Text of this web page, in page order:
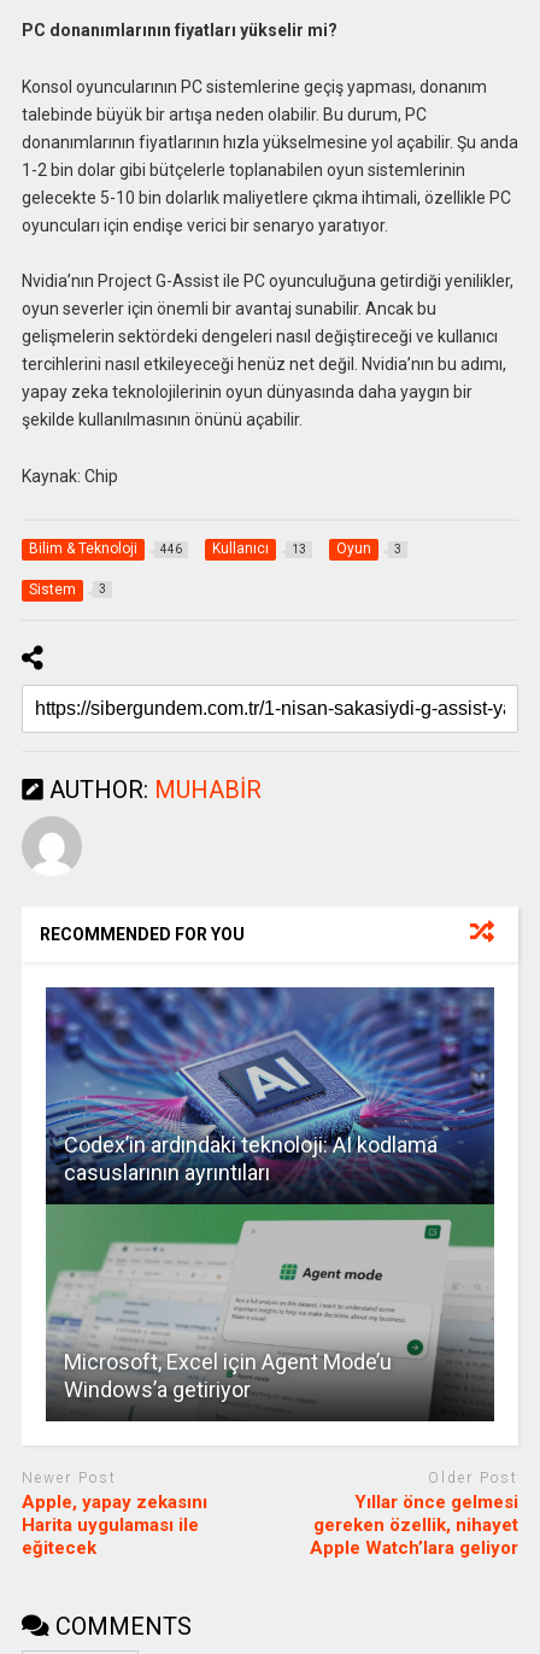
PC donanımlarının fiyatları yükselir mi?
Konsol oyuncularının PC sistemlerine geçiş yapması, donanım
talebinde büyük bir artışa neden olabilir. Bu durum, PC
donanımlarının fiyatlarının hızla yükselmesine yol açabilir. Şu anda
1-2 bin dolar gibi bütçelerle toplanabilen oyun sistemlerinin
gelecekte 5-10 bin dolarlık maliyetlere çıkma ihtimali, özellikle PC
oyuncuları için endişe verici bir senaryo yaratıyor.
Nvidia’nın Project G-Assist ile PC oyunculuğuna getirdiği yenilikler,
oyun severler için önemli bir avantaj sunabilir. Ancak bu
gelişmelerin sektördeki dengeleri nasıl değiştireceği ve kullanıcı
tercihlerini nasıl etkileyeceği henüz net değil. Nvidia’nın bu adımı,
yapay zeka teknolojilerinin oyun dünyasında daha yaygın bir
şekilde kullanılmasının önünü açabilir.
Kaynak: Chip
Bilim & Teknoloji 446 Kullanıcı 13 Oyun 3
Sistem 3
AUTHOR: MUHABIR
RECOMMENDED FOR YOU
Codex’in ardındaki teknoloji: AI kodlama
casuslarının ayrıntıları
Microsoft, Excel için Agent Mode’u
Windows’a getiriyor
Newer Post
Apple, yapay zekasını
Harita uygulaması ile
eğitecek
Older Post
Yıllar önce gelmesi
gereken özellik, nihayet
Apple Watch’lara geliyor
COMMENTS